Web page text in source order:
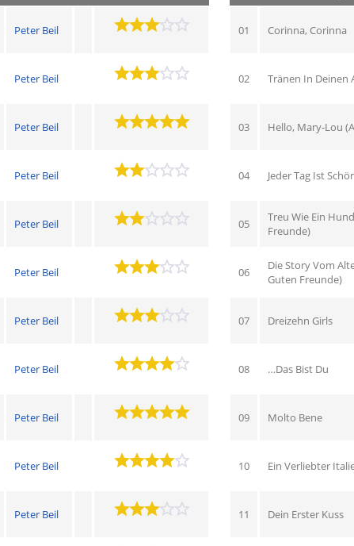
Peter Beil
Peter Beil
Peter Beil
Peter Beil
Peter Beil
Peter Beil
Peter Beil
Peter Beil
Peter Beil
Peter Beil
Peter Beil
01 Corinna, Corinna
02 Tränen In Deinen
03 Hello, Mary-Lou
04 Jeder Tag Ist
05
Treu Wie Ein
Freunde)
06
Die Story Vom
Guten Freunde)
07 Dreizehn Girls
08 …Das Bist Du
09 Molto Bene
10 Ein Verliebter
11 Dein Erster Kuss